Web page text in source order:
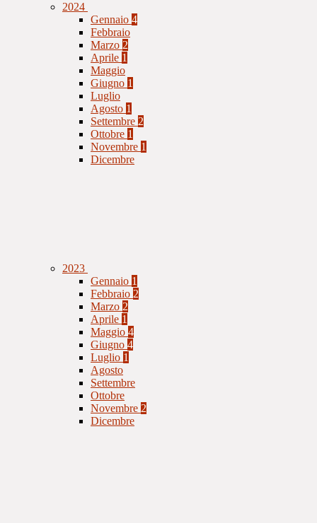
2024
Gennaio 4
Febbraio
Marzo 2
Aprile 1
Maggio
Giugno 1
Luglio
Agosto 1
Settembre 2
Ottobre 1
Novembre 1
Dicembre
2023
Gennaio 1
Febbraio 2
Marzo 2
Aprile 1
Maggio 4
Giugno 4
Luglio 1
Agosto
Settembre
Ottobre
Novembre 2
Dicembre